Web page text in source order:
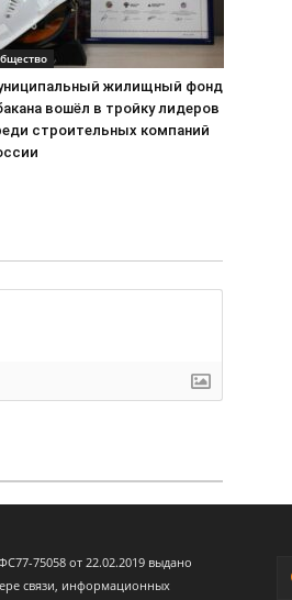
жилищный фонд
вошёл в тройку лидеров
строительных компаний
75058 от 22.02.2019 выдано
связи, информационных